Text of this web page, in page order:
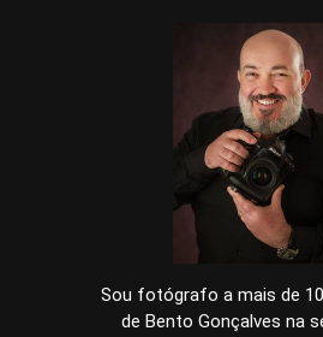
Sou fotógrafo a mais de
de Bento Gonçalves na